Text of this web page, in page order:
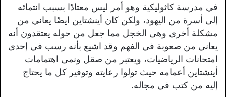
في مدرسة كاثوليكية وهو أمر ليس معتادًا بسبب انتمائه
إلى أسرة من اليهود، ولكن كان أينشتاين ايضًا يعاني من
مشكلة أخرى وهى الخجل مما جعل من حوله يعتقدون أنه
يعاني من صعوبة في الفهم وقد اشيع بأنه رسب في إحدى
امتحانات الرياضيات، ويعتبر من صقل ونمى اهتمامات
أينشتاين أعمامه حيث تولوا رعايته وتوفير كل ما يحتاج
إليه من كتب في مجاله.